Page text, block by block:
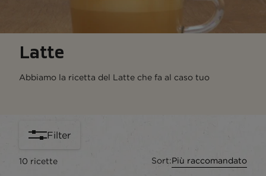
Latte​
Abbiamo la ricetta del Latte che fa al caso tuo
Filter
10 ricette Sort:Più raccomandato